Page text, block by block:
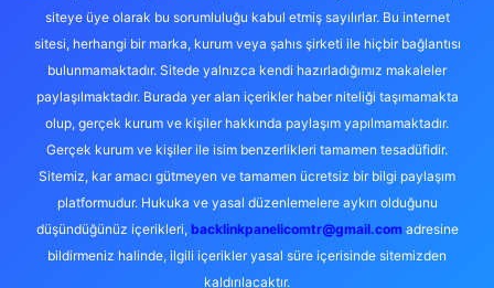
siteye üye olarak bu sorumluluğu kabul etmiş sayılırlar. Bu internet
sitesi, herhangi bir marka, kurum veya şahıs şirketi ile hiçbir bağlantısı
bulunmamaktadır. Sitede yalnızca kendi hazırladığımız makaleler
paylaşılmaktadır. Burada yer alan içerikler haber niteliği taşımamakta
olup, gerçek kurum ve kişiler hakkında paylaşım yapılmamaktadır.
Gerçek kurum ve kişiler ile isim benzerlikleri tamamen tesadüfidir.
Sitemiz, kar amacı gütmeyen ve tamamen ücretsiz bir bilgi paylaşım
platformudur. Hukuka ve yasal düzenlemelere aykırı olduğunu
düşündüğünüz içerikleri, backlinkpanelicomtr@gmail.comadresine
bildirmeniz halinde, ilgili içerikler yasal süre içerisinde sitemizden
kaldırılacaktır.